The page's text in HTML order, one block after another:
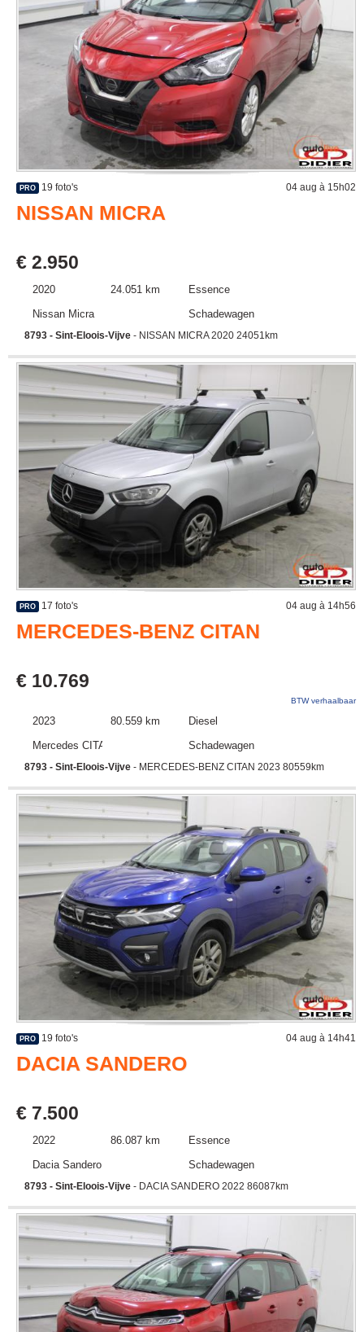
PRO 19 foto's 04 aug à 15h02
NISSAN MICRA
€ 2.950
2020 24.051 km
Essence
Nissan Micra
Schadewagen
8793 - Sint-Eloois-Vijve - NISSAN MICRA 2020 24051km
PRO 17 foto's 04 aug à 14h56
MERCEDES-BENZ CITAN
€ 10.769
BTW verhaalbaar
2023 80.559 km
Diesel
Mercedes CITAN
Schadewagen
8793 - Sint-Eloois-Vijve - MERCEDES-BENZ CITAN 2023 80559km
PRO 19 foto's 04 aug à 14h41
DACIA SANDERO
€ 7.500
2022 86.087 km
Essence
Dacia Sandero
Schadewagen
8793 - Sint-Eloois-Vijve - DACIA SANDERO 2022 86087km